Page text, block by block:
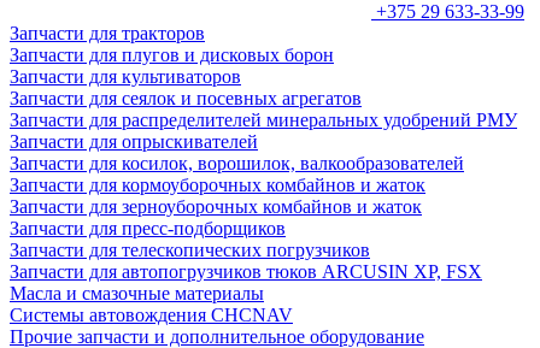
+375 29 633-33-99
Запчасти для тракторов
Запчасти для плугов и дисковых борон
Запчасти для культиваторов
Запчасти для сеялок и посевных агрегатов
Запчасти для распределителей минеральных удобрений РМУ
Запчасти для опрыскивателей
Запчасти для косилок, ворошилок, валкообразователей
Запчасти для кормоуборочных комбайнов и жаток
Запчасти для зерноуборочных комбайнов и жаток
Запчасти для пресс-подборщиков
Запчасти для телескопических погрузчиков
Запчасти для автопогрузчиков тюков ARCUSIN XP, FSX
Масла и смазочные материалы
Системы автовождения CHCNAV
Прочие запчасти и дополнительное оборудование